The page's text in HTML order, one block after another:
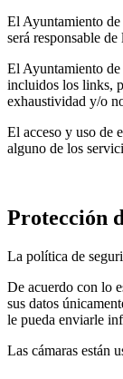
El Ayuntamiento de
será responsable
El Ayuntamiento
incluidos los links,
exhaustividad y/o
El acceso y uso de
alguno de los
Protección
La política de
De acuerdo con lo
sus datos
le pueda enviarle
Las cámaras están